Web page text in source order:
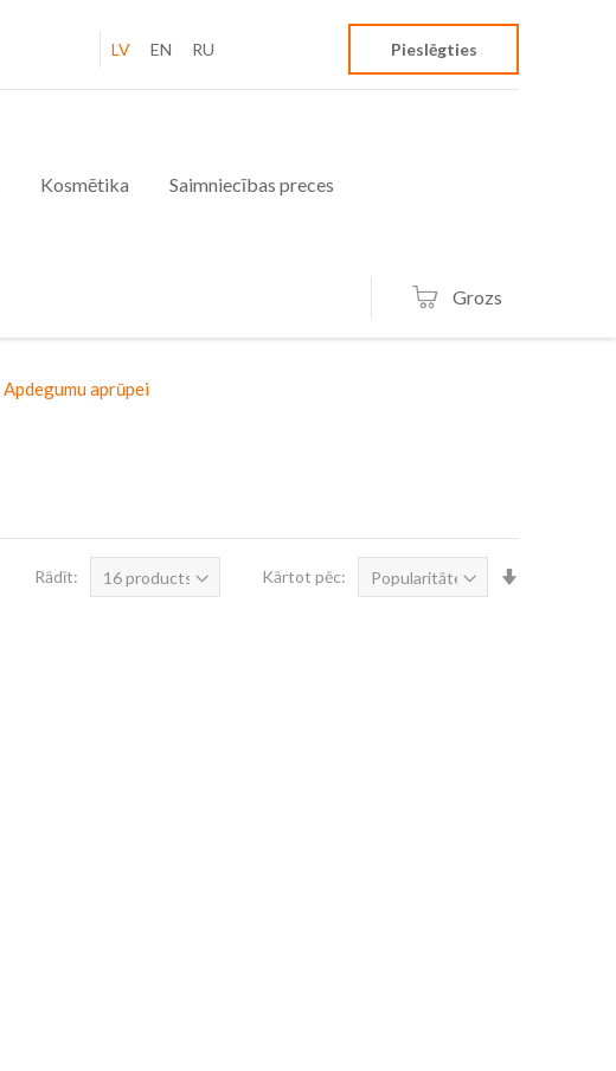
LV EN RU Pieslēgties
Kosmētika Saimniecības preces
Grozs
Apdegumu aprūpei
Rādīt: Kārtot pēc: